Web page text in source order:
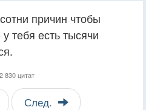
причин чтобы
тебя есть тысячи
2 830 цитат
След.